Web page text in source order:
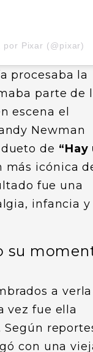
por Pixar (@pixar)
procesaba la
parte de
escena el
Newman
de “Hay
más icónica
fue una
infancia y
su
a verla
vez fue ella
con una